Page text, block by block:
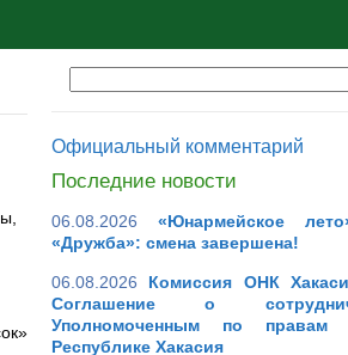
Официальный комментарий
Последние новости
06.08.2026
«Юнармейское
«Дружба»: смена завершена!
06.08.2026
Комиссия ОНК
Соглашение о
Уполномоченным по правам
Республике Хакасия